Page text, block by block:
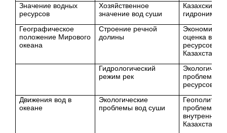
Значение водных
ресурсов
Хозяйственное
значение вод суши
Казахские
гидронимы
Географическое
положение Мирового
океана
Строение речной
долины
оценка
ресурсов
Казахстана
Гидрологический
режим рек
проблемы
ресурсов
Движения вод в
океане
Экологические
проблемы вод суши
проблемы
внутренних
Казахстана